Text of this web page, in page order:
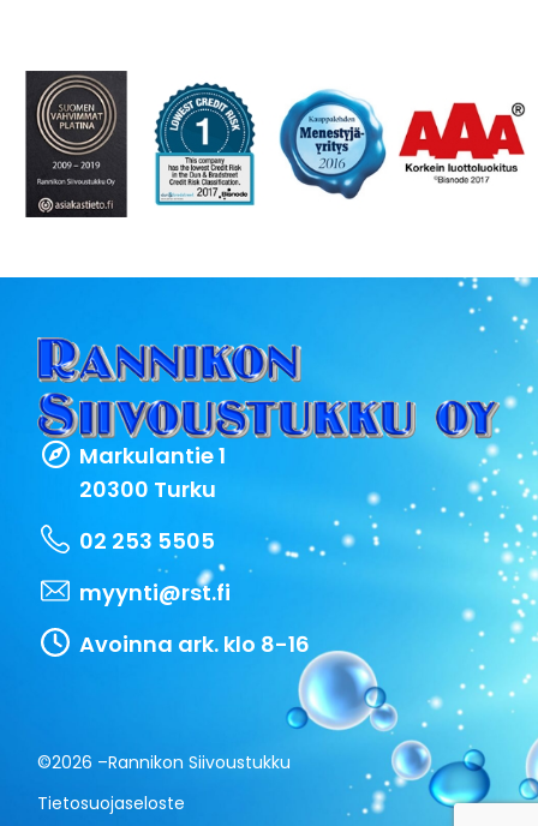
Markulantie 1
20300 Turku
02 253 5505
myynti@rst.fi
Avoinna ark. klo 8-16
©2026 –Rannikon Siivoustukku
Tietosuojaseloste